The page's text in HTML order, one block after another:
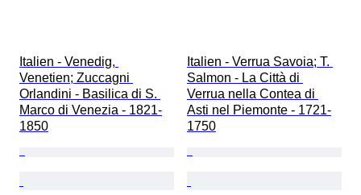
Italien - Venedig,
Venetien; Zuccagni
Orlandini - Basilica di S.
Marco di Venezia - 1821-
1850
Italien - Verrua Savoia; T.
Salmon - La Città di
Verrua nella Contea di
Asti nel Piemonte - 1721-
1750